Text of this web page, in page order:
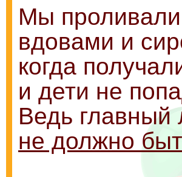
Мы
вдовами и
когда
и дети не
Ведь
не должно